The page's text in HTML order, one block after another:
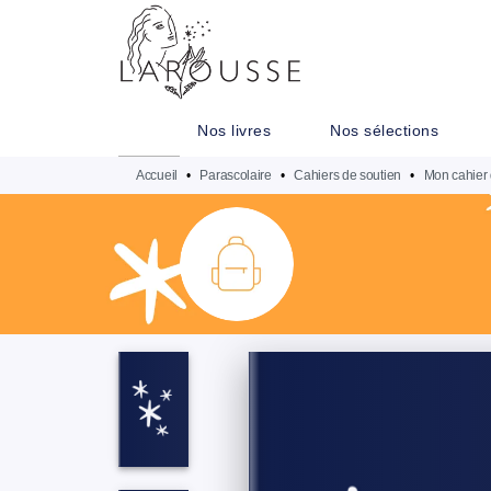
MENU
Nos livres Nos sélections
Accueil • Parascolaire • Cahiers de soutien • Mon